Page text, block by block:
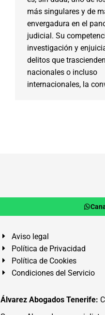
más singulares y de
envergadura en el
judicial. Su
investigación y
delitos que
nacionales o incluso
internacionales, la
Aviso legal
Política de Privacidad
Política de Cookies
Condiciones del Servicio
Álvarez Abogados Tenerife: